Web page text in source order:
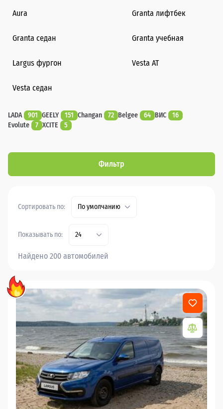
Aura Granta лифтбек
Granta седан Granta учебная
Largus фургон Vesta AT
Vesta седан
LADA 901 GEELY 151 Changan 72 Belgee 64 ВИС
16
Evolute
7 XCITE 5
Фильтр
Сортировать по: По умолчанию
Показывать по: 24
Найдено 200 автомобилей